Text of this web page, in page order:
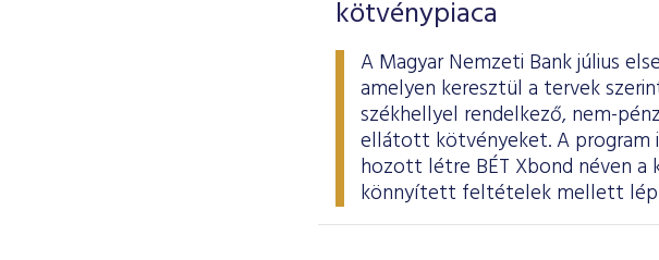
kötvénypiaca
A Magyar Nemzeti Bank július
amelyen keresztül a tervek
székhellyel rendelkező, nem-
ellátott kötvényeket. A program
hozott létre BÉT Xbond néven
könnyített feltételek mellett